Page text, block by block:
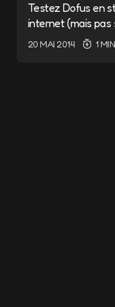
Testez Dofus en
internet (mais
20 MAI 2014 1